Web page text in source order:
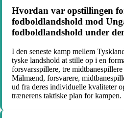
Hvordan var opstillingen
fodboldlandshold mod
fodboldlandshold under
I den seneste kamp mellem
tyske landshold at stille op i en
forsvarsspillere, tre
Målmænd, forsvarere,
ud fra deres individuelle kvaliteter
trænerens taktiske plan for kampen.